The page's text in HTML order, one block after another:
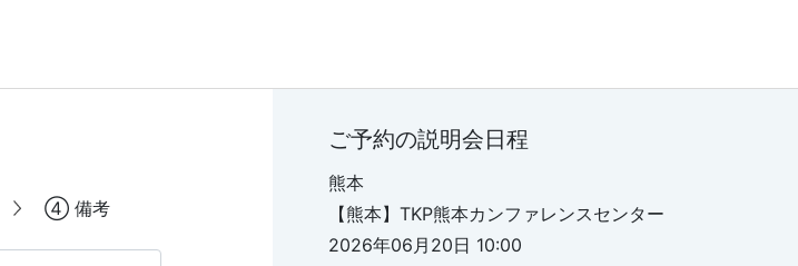
ご予約の説明会日程
熊本
【熊本】TKP熊本カンファレンスセンター
2026年06月20日 10:00
④ 備考